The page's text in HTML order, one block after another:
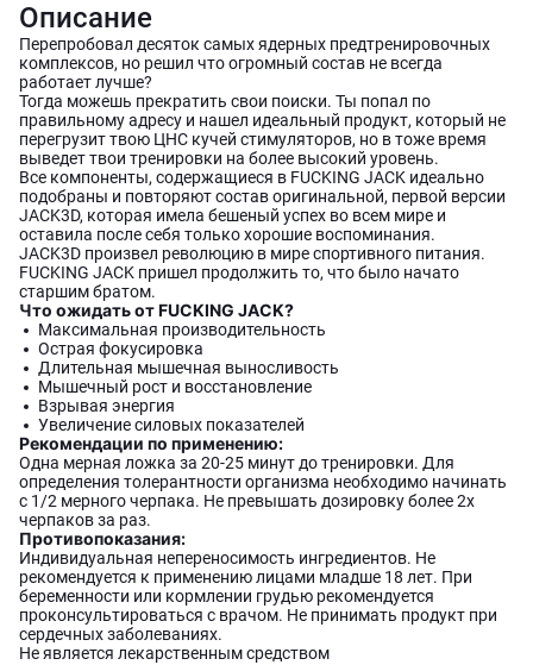
Описание
Перепробовал десяток самых ядерных предтренировочных
комплексов, но решил что огромный состав не всегда
работает лучше?
Тогда можешь прекратить свои поиски. Ты попал по
правильному адресу и нашел идеальный продукт, который не
перегрузит твою ЦНС кучей стимуляторов, но в тоже время
выведет твои тренировки на более высокий уровень.
Все компоненты, содержащиеся в FUCKING JACK идеально
подобраны и повторяют состав оригинальной, первой версии
JACK3D, которая имела бешеный успех во всем мире и
оставила после себя только хорошие воспоминания.
JACK3D произвел революцию в мире спортивного питания.
FUCKING JACK пришел продолжить то, что было начато
старшим братом.
Что ожидать от FUCKING JACK?
Максимальная производительность
Острая фокусировка
Длительная мышечная выносливость
Мышечный рост и восстановление
Взрывая энергия
Увеличение силовых показателей
Рекомендации по применению:
Одна мерная ложка за 20-25 минут до тренировки. Для
определения толерантности организма необходимо начинать
с 1/2 мерного черпака. Не превышать дозировку более 2х
черпаков за раз.
Противопоказания:
Индивидуальная непереносимость ингредиентов. Не
рекомендуется к применению лицами младше 18 лет. При
беременности или кормлении грудью рекомендуется
проконсультироваться с врачом. Не принимать продукт при
сердечных заболеваниях.
Не является лекарственным средством